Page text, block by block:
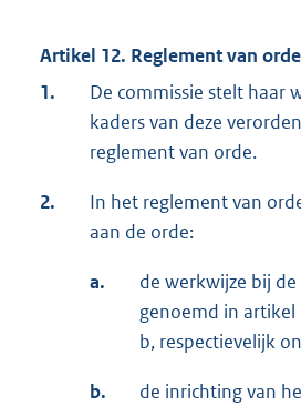
Artikel 12. Reglement van orde
1.
De commissie stelt haar
kaders van deze
reglement van orde.
2.
In het reglement van
aan de orde:
a.
de werkwijze bij
genoemd in
b, respectievelijk
b.
de inrichting van